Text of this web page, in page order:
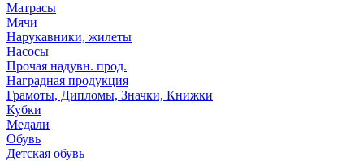
Матрасы
Мячи
Нарукавники, жилеты
Насосы
Прочая надувн. прод.
Наградная продукция
Грамоты, Дипломы, Значки, Книжки
Кубки
Медали
Обувь
Детская обувь